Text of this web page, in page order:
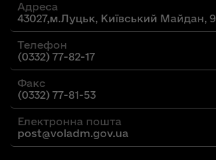
Адреса
43027,м.Луцьк, Київський Майдан, 9
Телефон
(0332) 77-82-17
Факс
(0332) 77-81-53
Електронна пошта
post@voladm.gov.ua